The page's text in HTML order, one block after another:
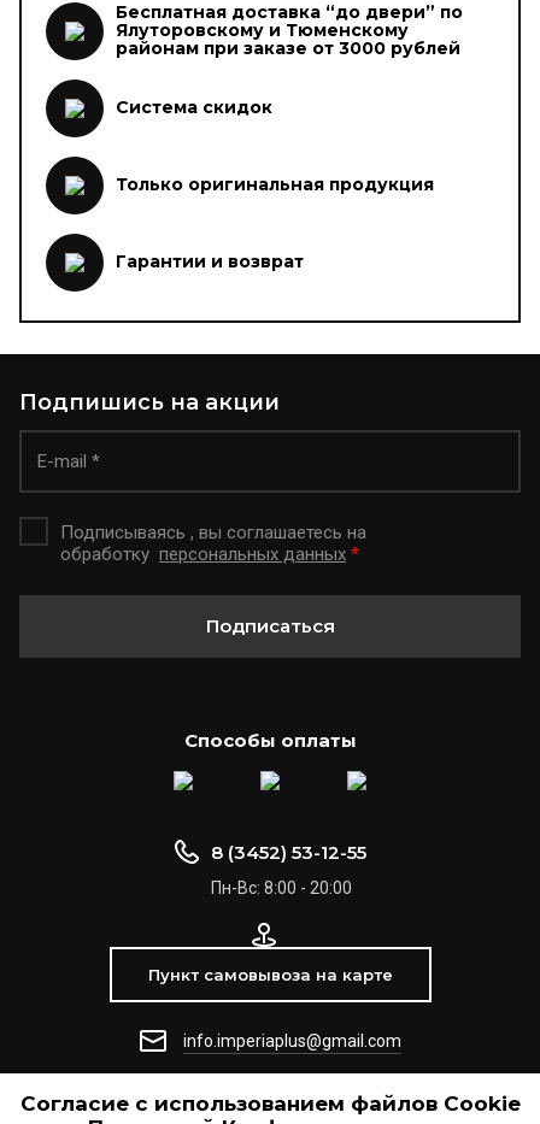
Согласие с использованием файлов Сookie
Бесплатная доставка “до двери” по
Ялуторовскому и Тюменскому
районам при заказе от 3000 рублей
Система скидок
Только оригинальная продукция
Гарантии и возврат
Подпишись на акции
Подписываясь , вы соглашаетесь на
обработку персональных данных *
Подписаться
Способы оплаты
© 2021 ООО "Империя +"
8 (3452) 53-12-55
Пн-Вс: 8:00 - 20:00
Пункт самовывоза на карте
info.imperiaplus@gmail.com